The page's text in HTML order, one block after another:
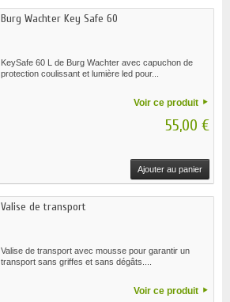
Burg Wachter Key Safe 60
KeySafe 60 L de Burg Wachter avec capuchon de
protection coulissant et lumière led pour...
Voir ce produit
55,00 €
Ajouter au panier
Valise de transport
Valise de transport avec mousse pour garantir un
transport sans griffes et sans dégâts....
Voir ce produit